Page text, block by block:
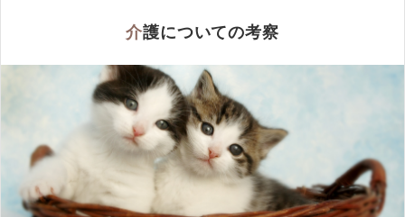
介護についての考察